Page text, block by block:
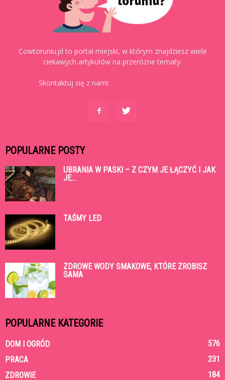
Cowtoruniu.pl to portal miejski, w którym znajdziesz wiele
ciekawych artykułów na przeróżne tematy.
Skontaktuj się z nami:
POPULARNE POSTY
UBRANIA W PASKI – Z CZYM JE ŁĄCZYĆ I JAK
JE...
TAŚMY LED
ZDROWE WODY SMAKOWE, KTÓRE ZROBISZ
SAMA
POPULARNE KATEGORIE
DOM I OGRÓD
576
PRACA
231
ZDROWIE
184